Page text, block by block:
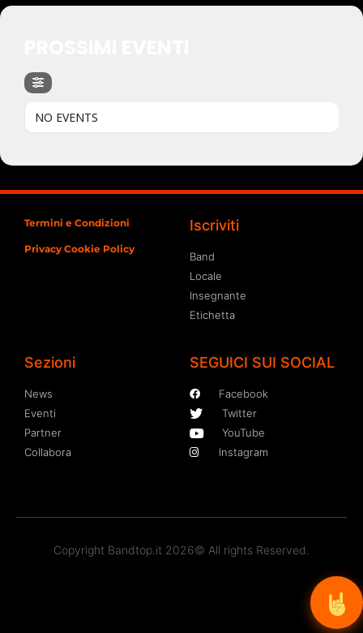
NO EVENTS
Termini e Condizioni
Privacy Cookie Policy
Iscriviti
Band
Locale
Insegnante
Etichetta
Sezioni
News
Eventi
Partner
Collabora
SEGUICI SUI SOCIAL
Facebook
Twitter
YouTube
Instagram
Copyright Bandtop.it 2026© All rights Reserved.